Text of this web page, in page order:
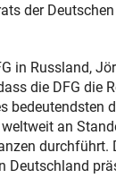
der
in Russland,
die DFG die
bedeutendsten
an
durchführt.
Deutschland